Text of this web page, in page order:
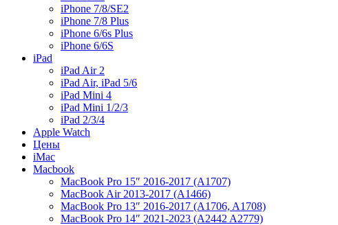
iPhone 7/8/SE2
iPhone 7/8 Plus
iPhone 6/6s Plus
iPhone 6/6S
iPad
iPad Air 2
iPad Air, iPad 5/6
iPad Mini 4
iPad Mini 1/2/3
iPad 2/3/4
Apple Watch
Цены
iMac
Macbook
MacBook Pro 15″ 2016-2017 (A1707)
MacBook Air 2013-2017 (A1466)
MacBook Pro 13″ 2016-2017 (A1706, A1708)
MacBook Pro 14″ 2021-2023 (A2442 A2779)